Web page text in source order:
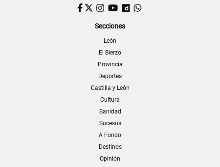
Facebook
TwitterInstagram
YouTubeDailymotion
Secciones
León
El Bierzo
Provincia
Deportes
Castilla y León
Cultura
Sanidad
Sucesos
A Fondo
Destinos
Opinión